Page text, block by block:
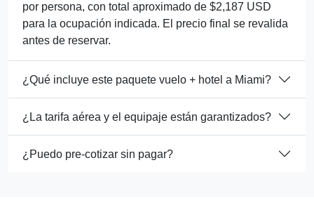
por persona, con total aproximado de $2,187 USD
para la ocupación indicada. El precio final se revalida
antes de reservar.
¿Qué incluye este paquete vuelo + hotel a Miami?
¿La tarifa aérea y el equipaje están garantizados?
¿Puedo pre-cotizar sin pagar?